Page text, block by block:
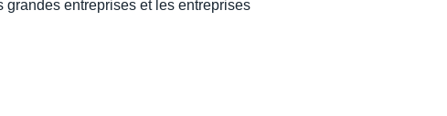
entreprises et les entreprises